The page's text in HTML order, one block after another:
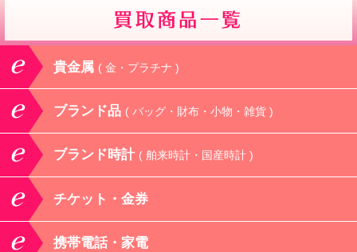
貴金属 ( 金・プラチナ )
ブランド品 ( バッグ・財布・小物・雑貨 )
ブランド時計 ( 舶来時計・国産時計 )
チケット・金券
携帯電話・家電